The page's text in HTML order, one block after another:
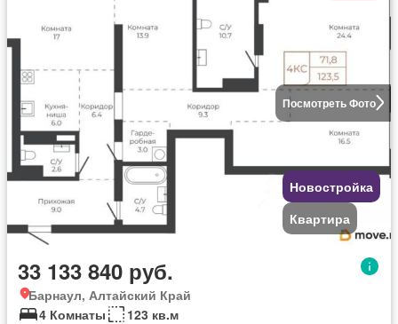
Посмотреть Фото
Новостройка
Квартира
33 133 840 руб.
Барнаул, Алтайский Край
4 Комнаты
123 кв.м